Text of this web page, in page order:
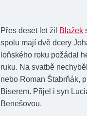
Přes deset let žil Blažek
spolu mají dvě dcery
loňského roku požádal
ruku. Na svatbě
nebo Roman Štabrňák,
Biserem. Přijel i syn
Benešovou.